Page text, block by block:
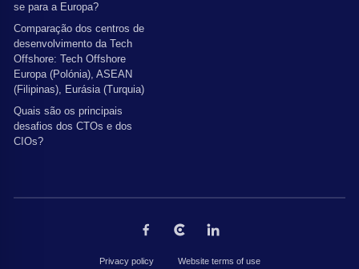
se para a Europa?
Comparação dos centros de
desenvolvimento da Tech
Offshore: Tech Offshore
Europa (Polónia), ASEAN
(Filipinas), Eurásia (Turquia)
Quais são os principais
desafios dos CTOs e dos
CIOs?
Privacy policy Website terms of use